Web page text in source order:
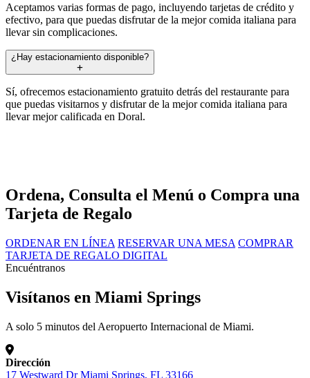
Aceptamos varias formas de pago, incluyendo tarjetas de crédito y
efectivo, para que puedas disfrutar de la mejor comida italiana para
llevar sin complicaciones.
¿Hay estacionamiento disponible?
Sí, ofrecemos estacionamiento gratuito detrás del restaurante para
que puedas visitarnos y disfrutar de la mejor comida italiana para
llevar mejor calificada en Doral.
Ordena, Consulta el Menú o Compra una
Tarjeta de Regalo
ORDENAR EN LÍNEA RESERVAR UNA MESA COMPRAR
TARJETA DE REGALO DIGITAL
Encuéntranos
Visítanos en Miami Springs
A solo 5 minutos del Aeropuerto Internacional de Miami.
Dirección
17 Westward Dr Miami Springs, FL 33166